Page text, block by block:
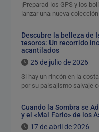
¡Preparad los GPS y los
lanzar una nueva
Descubre la belleza de
tesoros: Un recorrido
acantilados
25 de julio de 2026
Si hay un rincón en la
por su paisajismo salvaje
Cuando la Sombra se
y el «Mal Fario» de los
17 de abril de 2026